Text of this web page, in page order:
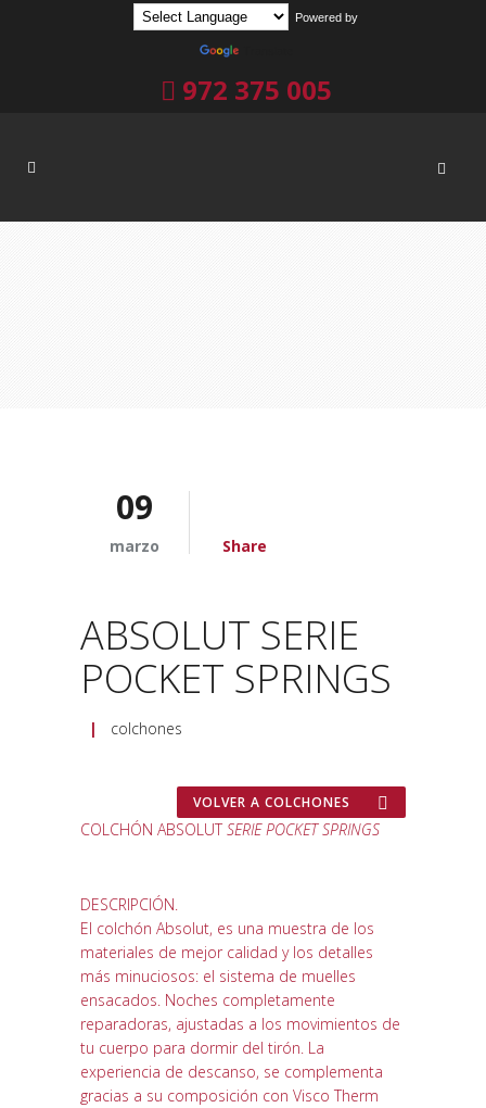
Powered by
972 375 005
09
marzo Share
ABSOLUT SERIE
POCKET SPRINGS
| colchones
VOLVER A COLCHONES
COLCHÓN ABSOLUT SERIE POCKET SPRINGS
DESCRIPCIÓN.
El colchón Absolut, es una muestra de los
materiales de mejor calidad y los detalles
más minuciosos: el sistema de muelles
ensacados. Noches completamente
reparadoras, ajustadas a los movimientos de
tu cuerpo para dormir del tirón. La
experiencia de descanso, se complementa
gracias a su composición con Visco Therm